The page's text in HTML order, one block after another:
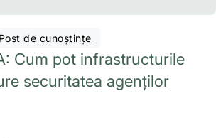
Post de cunoștințe
Cum pot infrastructurile
securitatea agenților